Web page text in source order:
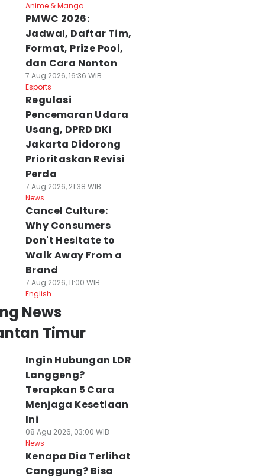
Anime & Manga
PMWC 2026:
Jadwal, Daftar Tim,
Format, Prize Pool,
dan Cara Nonton
7 Aug 2026, 16:36 WIB
Esports
Regulasi
Pencemaran Udara
Usang, DPRD DKI
Jakarta Didorong
Prioritaskan Revisi
Perda
7 Aug 2026, 21:38 WIB
News
Cancel Culture:
Why Consumers
Don't Hesitate to
Walk Away From a
Brand
7 Aug 2026, 11:00 WIB
English
News
Timur
Ingin Hubungan LDR
Langgeng?
Terapkan 5 Cara
Menjaga Kesetiaan
Ini
08 Agu 2026, 03:00 WIB
News
Kenapa Dia Terlihat
Canggung? Bisa